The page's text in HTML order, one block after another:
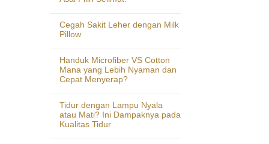
Cegah Sakit Leher dengan Milk
Pillow
Handuk Microfiber VS Cotton
Mana yang Lebih Nyaman dan
Cepat Menyerap?
Tidur dengan Lampu Nyala
atau Mati? Ini Dampaknya pada
Kualitas Tidur